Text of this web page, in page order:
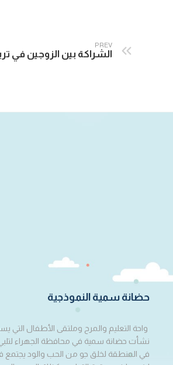
PREV
الشراكة بين الزوجين في
حضانة سمية النموذجية
واحة التعليم والمرح وملتقى الأطفال التي
نشأت حضانة سمية في محافظة الجهراء لتلبي
في المنطقة لخلق جو من الحب والود يجتمع